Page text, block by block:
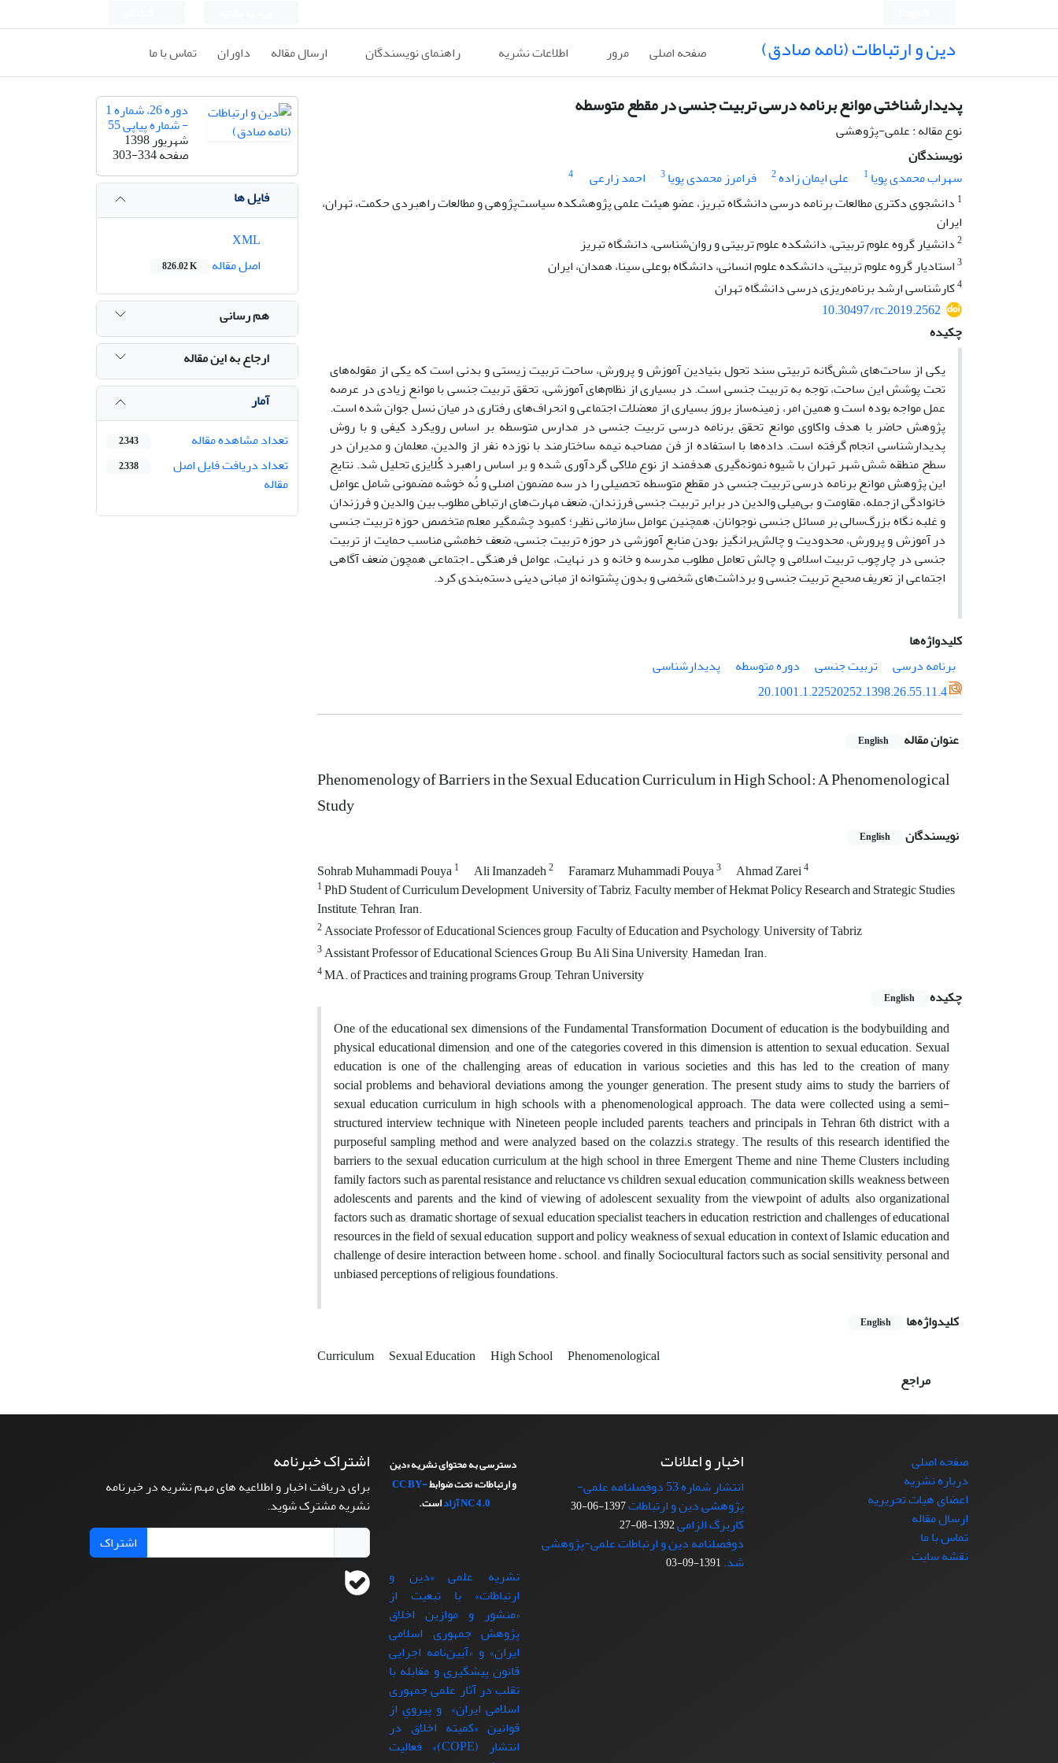
دین و ارتباطات (نامه صادق) صفحه اصلی مرور اطلاعات نشریه راهنمای نویسندگان ارسال مقاله داوران تماس با ما
پدیدارشناختی موانع برنامه درسی تربیت جنسی در مقطع متوسطه
نوع مقاله : علمی-پژوهشی
نویسندگان
سهراب محمدی پویا 1 علی ایمان زاده2 فرامرز محمدی پویا3 احمد زارعی
4
1 دانشجوی دکتری مطالعات برنامه درسی دانشگاه تبریز، عضو هیئت علمی پژوهشکده سیاست‌پژوهی و مطالعات راهبردی حکمت، تهران،
ایران
2دانشیار گروه علوم تربیتی، دانشکده علوم تربیتی و روان‌شناسی، دانشگاه تبریز
3استادیار گروه علوم تربیتی، دانشکده علوم انسانی، دانشگاه بوعلی سینا، همدان، ایران
4کارشناسی ارشد برنامه‌ریزی درسی دانشگاه تهران
10.30497/rc.2019.2562
چکیده
یکی از ساحت‌های شش‌گانه‌ تربیتی سند تحول بنیادین آموزش ‌و پرورش، ساحت تربیت زیستی و بدنی است که یکی از مقوله‌های
تحت پوشش این ساحت، توجه به تربیت جنسی است. در بسیاری از نظام‌های آموزشی، تحقق تربیت جنسی با موانع زیادی در عرصه‌
عمل مواجه بوده است و همین امر، زمینه‌ساز بروز بسیاری از معضلات اجتماعی و انحراف‌های رفتاری در میان نسل جوان شده است.
پژوهش حاضر با هدف واکاوی موانع تحقق برنامه درسی تربیت جنسی در مدارس متوسطه بر اساس رویکرد کیفی و با روش
پدیدارشناسی انجام گرفته است. داده‌ها با استفاده از فن مصاحبه نیمه ساختارمند با نوزده نفر از والدین، معلمان و مدیران در
سطح منطقه شش شهر تهران با شیوه نمونه‌گیری هدفمند از نوع ملاکی گردآوری شده و بر اساس راهبرد کُلایزی تحلیل شد. نتایج
این پژوهش موانع برنامه درسی تربیت جنسی در مقطع متوسطه تحصیلی را در سه مضمون اصلی و نُه خوشه مضمونی شامل عوامل
خانوادگی ازجمله، مقاومت و بی‌میلی والدین در برابر تربیت جنسی فرزندان، ضعف مهارت‌های ارتباطی مطلوب بین والدین و فرزندان
و غلبه نگاه بزرگ‌سالی بر مسائل جنسی نوجوانان، همچنین عوامل سازمانی نظیر؛ کمبود چشمگیر معلم متخصص حوزه تربیت جنسی
در آموزش‌ و پرورش، محدودیت و چالش‌برانگیز بودن منابع آموزشی در حوزه تربیت جنسی، ضعف خط‌مشی مناسب حمایت از تربیت
جنسی در چارچوب تربیت اسلامی و چالش تعامل مطلوب مدرسه و خانه و در نهایت، عوامل فرهنگی ـ اجتماعی همچون ضعف آگاهی
اجتماعی از تعریف صحیح تربیت جنسی و برداشت‌های شخصی و بدون پشتوانه از مبانی دینی دسته‌بندی کرد.
کلیدواژه‌ها
برنامه درسی
تربیت جنسی دوره متوسطه
پدیدارشناسی
20.1001.1.22520252.1398.26.55.11.4
عنوان مقاله English
Phenomenology of Barriers in the Sexual Education Curriculum in High School: A Phenomenological
Study
نویسندگان English
Sohrab Muhammadi Pouya1 Ali Imanzadeh2 Faramarz Muhammadi Pouya3 Ahmad Zarei4
1PhD Student of Curriculum Development, University of Tabriz, Faculty member of Hekmat Policy Research and Strategic Studies
Institute, Tehran, Iran.
2Associate Professor of Educational Sciences group, Faculty of Education and Psychology, University of Tabriz
3Assistant Professor of Educational Sciences Group, Bu Ali Sina University, Hamedan, Iran.
4MA. of Practices and training programs Group, Tehran University
چکیده
English
One of the educational sex dimensions of the Fundamental Transformation Document of education is the bodybuilding and
physical educational dimension, and one of the categories covered in this dimension is attention to sexual education. Sexual
education is one of the challenging areas of education in various societies and this has led to the creation of many
social problems and behavioral deviations among the younger generation. The present study aims to study the barriers of
sexual education curriculum in high schools with a phenomenological approach. The data were collected using a semi-
structured interview technique with Nineteen people included parents, teachers and principals in Tehran 6th district, with a
purposeful sampling method and were analyzed based on the colazzi،s strategy. The results of this research identified the
barriers to the sexual education curriculum at the high school in three Emergent Theme and nine Theme Clusters including
family factors such as parental resistance and reluctance vs children sexual education, communication skills weakness between
adolescents and parents, and the kind of viewing of adolescent sexuality from the viewpoint of adults, also organizational
factors such as, dramatic shortage of sexual education specialist teachers in education, restriction and challenges of educational
resources in the field of sexual education, support and policy weakness of sexual education in context of Islamic education and
challenge of desire interaction between home – school. and finally Sociocultural factors such as social sensitivity, personal and
unbiased perceptions of religious foundations.
کلیدواژه‌ها
English
Curriculum Sexual Education High School
Phenomenological
مراجع
دوره 26، شماره 1
- شماره پیاپی 55
شهریور 1398
صفحه303-334
فایل ها
اصل مقاله
826.02 K
هم رسانی
ارجاع به این مقاله
آمار
تعداد مشاهده مقاله
2,343
تعداد دریافت فایل اصل
مقاله
2,338
صفحه اصلی
درباره نشریه
اعضای هیات تحریریه
ارسال مقاله
تماس با ما
نقشه سایت
اخبار و اعلانات
انتشار شماره 53 دوفصلنامه علمی-
پژوهشی دین و ارتباطات1397-06-30
کاربرگ الزامی1392-08-27
دوفصلنامه دین و ارتباطات علمی-پژوهشی
شد.1391-09-03
دسترسی به محتوای نشریه «دین
و ارتباطات» تحت ضوابطCC BY-
NC 4.0آزاداست.
نشریه علمی «دین و
ارتباطات» با تبعيت از
«منشور و موازین اخلاق
پژوهش جمهوری اسلامی
ایران» و «آیین‌نامه اجرایی
قانون پیشگیری و مقابله با
تقلب در آثار علمی جمهوری
اسلامی ایران» و پيروي از
قوانين «کمیته اخلاق در
انتشار (COPE)» فعاليت
اشتراک خبرنامه
برای دریافت اخبار و اطلاعیه های مهم نشریه در خبرنامه
نشریه مشترک شوید.
اشتراک